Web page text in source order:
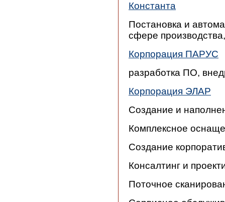
Константа
Постановка и
сфере
Корпорация ПАРУС
разработка ПО,
Корпорация ЭЛАР
Создание и
Комплексное
Создание
Консалтинг и
Поточное